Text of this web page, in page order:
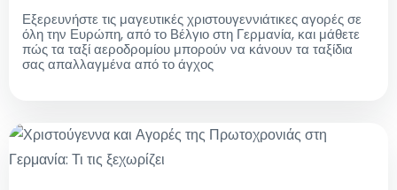
Εξερευνήστε τις μαγευτικές χριστουγεννιάτικες αγορές σε
όλη την Ευρώπη, από το Βέλγιο στη Γερμανία, και μάθετε
πώς τα ταξί αεροδρομίου μπορούν να κάνουν τα ταξίδια
σας απαλλαγμένα από το άγχος